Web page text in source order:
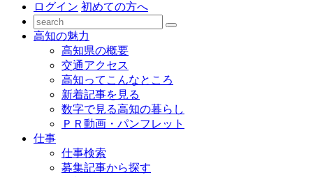
ログイン 初めての方へ
高知の魅力
高知県の概要
交通アクセス
高知ってこんなところ
新着記事を見る
数字で見る高知の暮らし
ＰＲ動画・パンフレット
仕事
仕事検索
募集記事から探す